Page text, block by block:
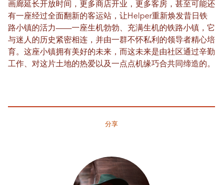
画廊延长开放时间，更多商店开业，更多客房，甚至可能还
有一座经过全面翻新的客运站，让Helper重新焕发昔日铁
路小镇的活力——一座生机勃勃、充满生机的铁路小镇，它
与迷人的历史紧密相连，并由一群不怀私利的领导者精心培
育。这座小镇拥有美好的未来，而这未来是由社区通过辛勤
工作、对这片土地的热爱以及一点点机缘巧合共同缔造的。
分享